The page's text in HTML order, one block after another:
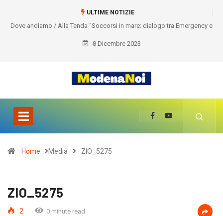
ULTIME NOTIZIE
dialogo tra Emergency e
Castelnuovo Rangone, si accendono le
8 Dicembre 2023
Home Media ZIO_5275
ZIO_5275
2 0 minute read